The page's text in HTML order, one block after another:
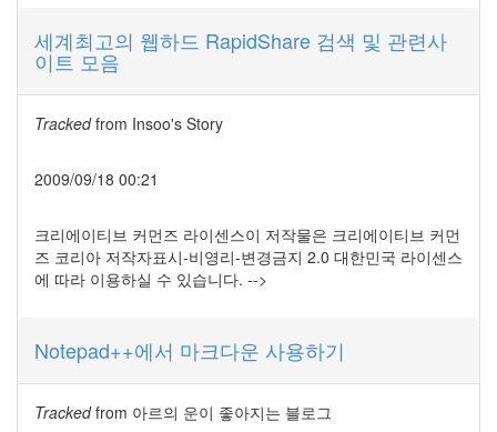
세계최고의 웹하드 RapidShare 검색 및 관련사
이트 모음
Trackedfrom Insoo's Story
2009/09/18 00:21
크리에이티브 커먼즈 라이센스이 저작물은 크리에이티브 커먼
즈 코리아 저작자표시-비영리-변경금지 2.0 대한민국 라이센스
에 따라 이용하실 수 있습니다. -->
Notepad++에서 마크다운 사용하기
Trackedfrom 아르의 운이 좋아지는 블로그